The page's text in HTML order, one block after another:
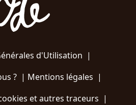
d'Utilisation |
?| Mentions légales |
et autres traceurs |